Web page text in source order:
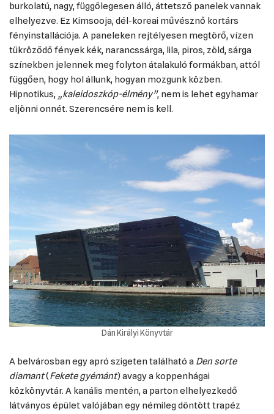
burkolatú, nagy, függőlegesen álló, áttetsző panelek vannak
elhelyezve. Ez Kimsooja, dél-koreai művésznő kortárs
fényinstallációja. A paneleken rejtélyesen megtörő, vízen
tükröződő fények kék, narancssárga, lila, piros, zöld, sárga
színekben jelennek meg folyton átalakuló formákban, attól
függően, hogy hol állunk, hogyan mozgunk közben.
Hipnotikus, „kaleidoszkóp-élmény”, nem is lehet egyhamar
eljönni onnét. Szerencsére nem is kell.
Dán Királyi Könyvtár
A belvárosban egy apró szigeten található a Den sorte
diamant(Fekete gyémánt) avagy a koppenhágai
közkönyvtár. A kanális mentén, a parton elhelyezkedő
látványos épület valójában egy némileg döntött trapéz